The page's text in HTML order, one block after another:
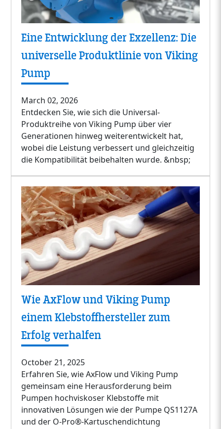
Eine Entwicklung der Exzellenz: Die
universelle Produktlinie von Viking
Pump
March 02, 2026
Entdecken Sie, wie sich die Universal-
Produktreihe von Viking Pump über vier
Generationen hinweg weiterentwickelt hat,
wobei die Leistung verbessert und gleichzeitig
die Kompatibilität beibehalten wurde. &nbsp;
Wie AxFlow und Viking Pump
einem Klebstoffhersteller zum
Erfolg verhalfen
October 21, 2025
Erfahren Sie, wie AxFlow und Viking Pump
gemeinsam eine Herausforderung beim
Pumpen hochviskoser Klebstoffe mit
innovativen Lösungen wie der Pumpe QS1127A
und der O-Pro®-Kartuschendichtung